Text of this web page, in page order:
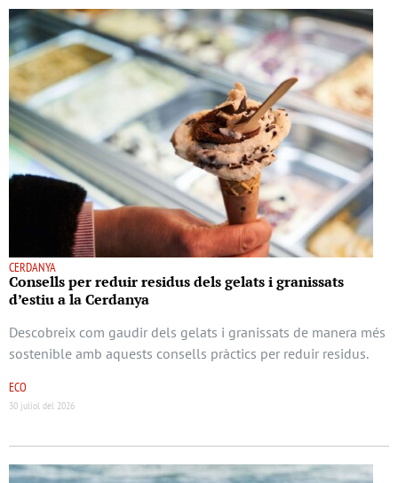
CERDANYA
Consells per reduir residus dels gelats i granissats
d’estiu a la Cerdanya
Descobreix com gaudir dels gelats i granissats de manera més
sostenible amb aquests consells pràctics per reduir residus.
ECO
30 juliol del 2026